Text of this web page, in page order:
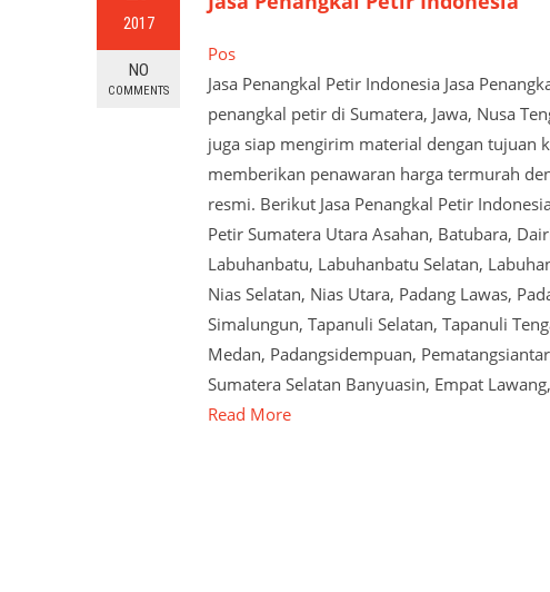
2017
NO
COMMENTS
Pos
Jasa Penangkal Petir Indonesia Jasa
penangkal petir di Sumatera, Jawa, Nusa
juga siap mengirim material dengan tujuan
memberikan penawaran harga termurah
resmi. Berikut Jasa Penangkal Petir
Petir Sumatera Utara Asahan, Batubara,
Labuhanbatu, Labuhanbatu Selatan,
Nias Selatan, Nias Utara, Padang Lawas,
Simalungun, Tapanuli Selatan, Tapanuli
Medan, Padangsidempuan,
Sumatera Selatan Banyuasin, Empat
Read More